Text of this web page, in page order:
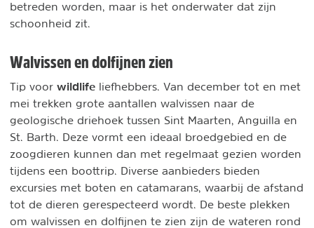
betreden worden, maar is het onderwater dat zijn
schoonheid zit.
Walvissen en dolfijnen zien
Tip voor wildlife liefhebbers. Van december tot en met
mei trekken grote aantallen walvissen naar de
geologische driehoek tussen Sint Maarten, Anguilla en
St. Barth. Deze vormt een ideaal broedgebied en de
zoogdieren kunnen dan met regelmaat gezien worden
tijdens een boottrip. Diverse aanbieders bieden
excursies met boten en catamarans, waarbij de afstand
tot de dieren gerespecteerd wordt. De beste plekken
om walvissen en dolfijnen te zien zijn de wateren rond